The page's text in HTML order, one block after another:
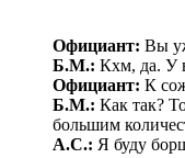
Официант: Вы
Б.М.: Кхм, да. У
Официант: К
Б.М.: Как так?
большим
А.С.: Я буду